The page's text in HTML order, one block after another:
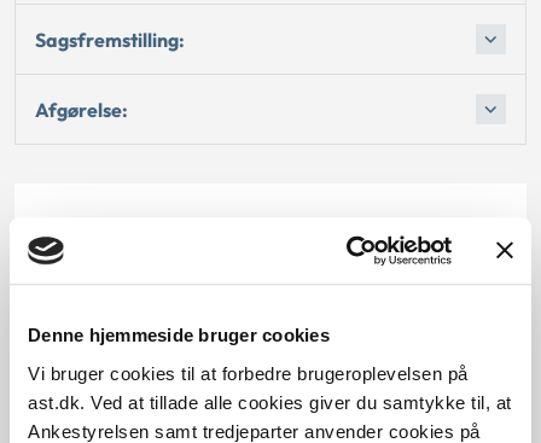
Denne hjemmeside bruger cookies
Vi bruger cookies til at forbedre brugeroplevelsen på
ast.dk. Ved at tillade alle cookies giver du samtykke til, at
Ankestyrelsen samt tredjeparter anvender cookies på
Sagsfremstilling:
Afgørelse:
Dato for underskrift
Offentliggørelsesdato
10.07.2013